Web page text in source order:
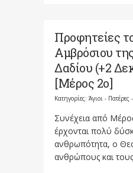
Προφητείες
Αμβρόσιου
Δαδίου (+2
[Μέρος 2ο]
Κατηγορίες: Άγιοι - Πατέρες
Συνέχεια από
έρχονται πολύ
ανθρωπότητα, ο
ανθρώπους και